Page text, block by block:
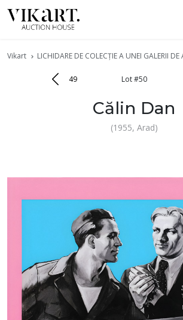
Vikart LICHIDARE DE COLECŢIE A UNEI GALERII DE
49 Lot #50
Călin Dan
(1955, Arad)